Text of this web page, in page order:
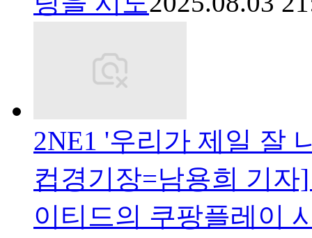
2NE1 '우리가 제일 잘
컵경기장=남용희 기
이티드의 쿠팡플레이